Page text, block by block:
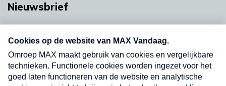
Nieuwsbrief
nieuwsbrief. Elke vrijdag- en dinsdagochtend in
uw mailbox.
Verzend